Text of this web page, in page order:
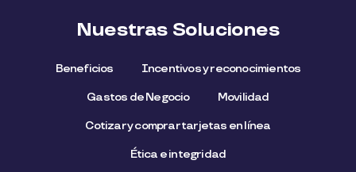
Nuestras Soluciones
Beneficios Incentivos y reconocimientos
Gastos de Negocio Movilidad
Cotizar y comprar tarjetas en línea
Ética e integridad